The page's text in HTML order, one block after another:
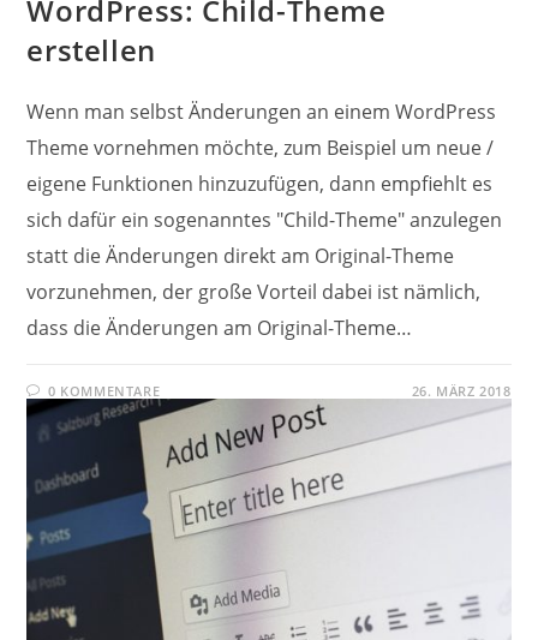
WordPress: Child-Theme
erstellen
Wenn man selbst Änderungen an einem WordPress
Theme vornehmen möchte, zum Beispiel um neue /
eigene Funktionen hinzuzufügen, dann empfiehlt es
sich dafür ein sogenanntes "Child-Theme" anzulegen
statt die Änderungen direkt am Original-Theme
vorzunehmen, der große Vorteil dabei ist nämlich,
dass die Änderungen am Original-Theme…
0 KOMMENTARE 26. MÄRZ 2018